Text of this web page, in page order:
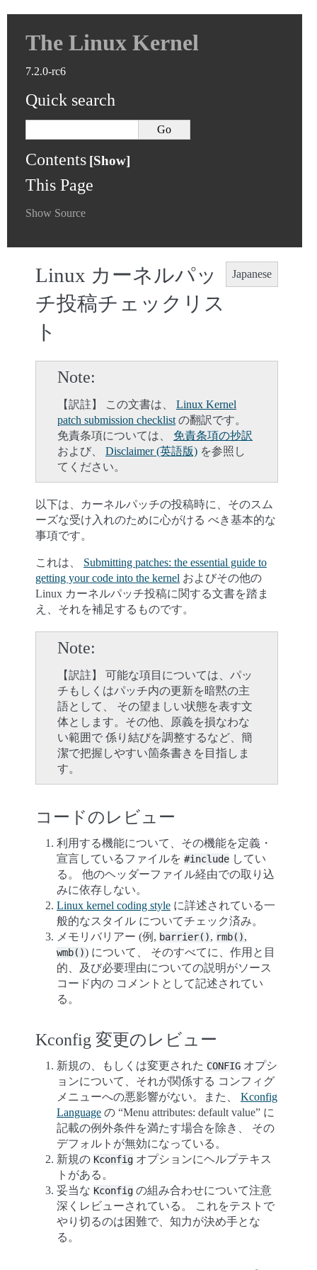
The Linux Kernel
7.2.0-rc6
Quick search
Contents
This Page
Show Source
Japanese
Linux カーネルパッ
チ投稿チェックリス
ト
Note
【訳註】 この文書は、 Linux Kernel
patch submission checklist の翻訳です。
免責条項については、 免責条項の抄訳
および、 Disclaimer (英語版) を参照し
てください。
以下は、カーネルパッチの投稿時に、そのスム
ーズな受け入れのために心がける べき基本的な
事項です。
これは、 Submitting patches: the essential guide to
getting your code into the kernel およびその他の
Linux カーネルパッチ投稿に関する文書を踏ま
え、それを補足するものです。
Note
【訳註】 可能な項目については、パッ
チもしくはパッチ内の更新を暗黙の主
語として、 その望ましい状態を表す文
体とします。その他、原義を損なわな
い範囲で 係り結びを調整するなど、簡
潔で把握しやすい箇条書きを目指しま
す。
コードのレビュー
利用する機能について、その機能を定義・
宣言しているファイルを #include してい
る。 他のヘッダーファイル経由での取り込
みに依存しない。
Linux kernel coding style に詳述されている一
般的なスタイル についてチェック済み。
メモリバリアー (例, barrier(), rmb(),
wmb()) について、 そのすべてに、作用と目
的、及び必要理由についての説明がソース
コード内の コメントとして記述されてい
る。
Kconfig 変更のレビュー
新規の、もしくは変更された CONFIG オプシ
ョンについて、それが関係する コンフィグ
メニューへの悪影響がない。また、 Kconfig
Language の “Menu attributes: default value” に
記載の例外条件を満たす場合を除き、 その
デフォルトが無効になっている。
新規の Kconfig オプションにヘルプテキス
トがある。
妥当な Kconfig の組み合わせについて注意
深くレビューされている。 これをテストで
やり切るのは困難で、知力が決め手とな
る。